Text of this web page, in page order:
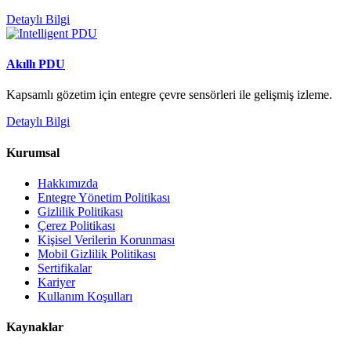
Detaylı Bilgi
Akıllı PDU
Kapsamlı gözetim için entegre çevre sensörleri ile gelişmiş izleme.
Detaylı Bilgi
Kurumsal
Hakkımızda
Entegre Yönetim Politikası
Gizlilik Politikası
Çerez Politikası
Kişisel Verilerin Korunması
Mobil Gizlilik Politikası
Sertifikalar
Kariyer
Kullanım Koşulları
Kaynaklar